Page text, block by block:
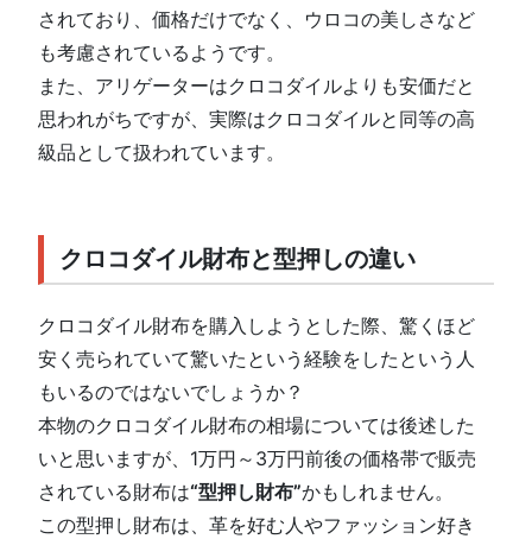
されており、価格だけでなく、ウロコの美しさなど
も考慮されているようです。
また、アリゲーターはクロコダイルよりも安価だと
思われがちですが、実際はクロコダイルと同等の高
級品として扱われています。
クロコダイル財布と型押しの違い
クロコダイル財布を購入しようとした際、驚くほど
安く売られていて驚いたという経験をしたという人
もいるのではないでしょうか？
本物のクロコダイル財布の相場については後述した
いと思いますが、1万円～3万円前後の価格帯で販売
されている財布は“型押し財布”かもしれません。
この型押し財布は、革を好む人やファッション好き